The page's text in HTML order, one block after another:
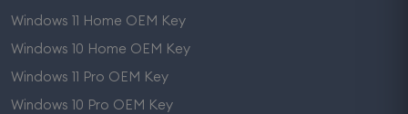
Windows 11 Home OEM Key
Windows 10 Home OEM Key
Windows 11 Pro OEM Key
Windows 10 Pro OEM Key